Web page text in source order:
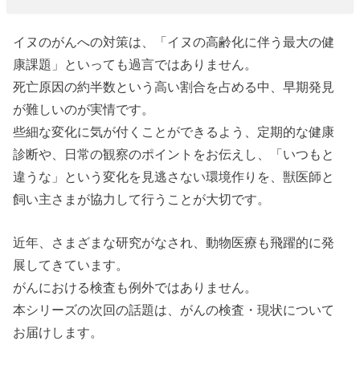
イヌのがんへの対策は、「イヌの高齢化に伴う最大の健
康課題」といっても過言ではありません。
死亡原因の約半数という高い割合を占める中、早期発見
が難しいのが実情です。
些細な変化に気が付くことができるよう、定期的な健康
診断や、日常の観察のポイントをお伝えし、「いつもと
違うな」という変化を見逃さない環境作りを、獣医師と
飼い主さまが協力して行うことが大切です。
近年、さまざまな研究がなされ、動物医療も飛躍的に発
展してきています。
がんにおける検査も例外ではありません。
本シリーズの次回の話題は、がんの検査・現状について
お届けします。